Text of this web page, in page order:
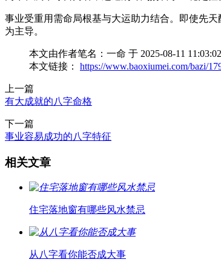
事业受重用需命局根基与大运助力结合。即使先
为主导。
本文由作者笔名：一命 于 2025-08-11
本文链接： https://www.baoxiumei.com/bazi/
上一篇
有大成就的八字命格
下一篇
事业容易成功的八字特征
相关文章
住宅落地窗有哪些风水禁忌
从八字看你能否成大事